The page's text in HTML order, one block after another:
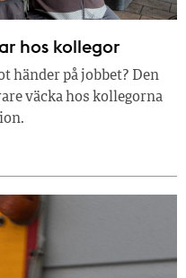
hos kollegor
händer på jobbet? Den
väcka hos kollegorna